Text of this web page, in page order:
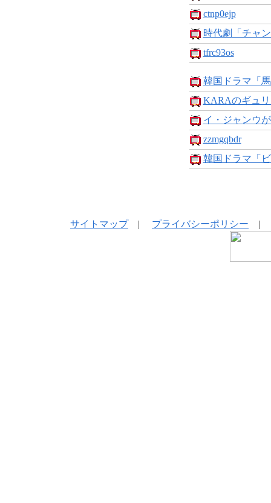
ctnp0ejp
時代劇「チャ
tfrc93os
韓国ドラマ「
KARAのギュ
イ・ジャンウ
zzmgqbdr
韓国ドラマ「
サイトマップ| プライバシーポリシー